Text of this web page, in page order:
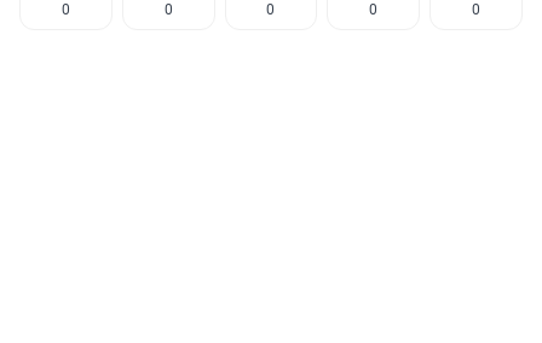
0 0 0 0 0